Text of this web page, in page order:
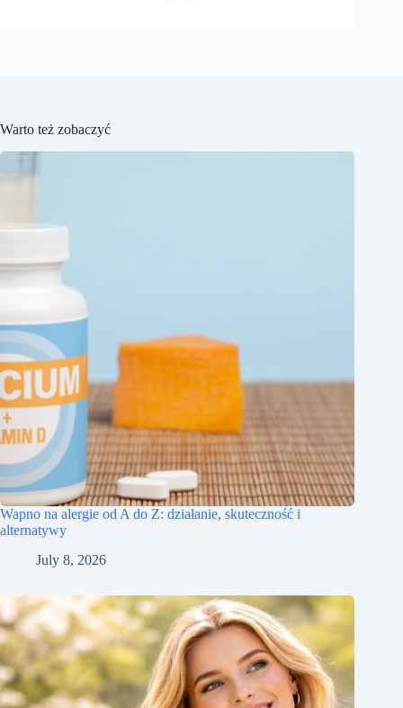
Warto też zobaczyć
Wapno na alergie od A do Z: działanie, skuteczność i
alternatywy
July 8, 2026